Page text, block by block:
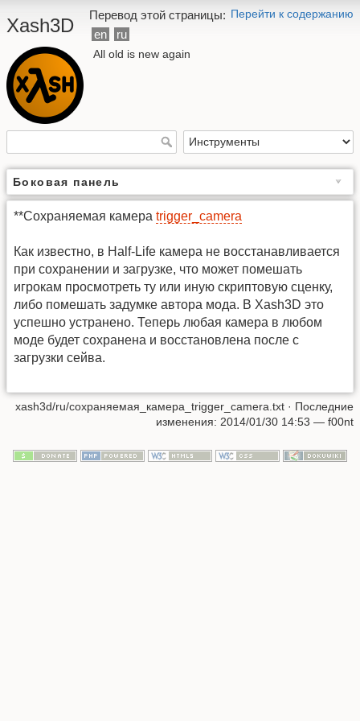
Перейти к содержанию
Перевод этой страницы:
en
ru
Xash3D
All old is new again
Боковая панель
**Сохраняемая камера trigger_camera
Как известно, в Half-Life камера не восстанавливается
при сохранении и загрузке, что может помешать
игрокам просмотреть ту или иную скриптовую сценку,
либо помешать задумке автора мода. В Xash3D это
успешно устранено. Теперь любая камера в любом
моде будет сохранена и восстановлена после с
загрузки сейва.
xash3d/ru/сохраняемая_камера_trigger_camera.txt · Последние
изменения: 2014/01/30 14:53 — f00nt